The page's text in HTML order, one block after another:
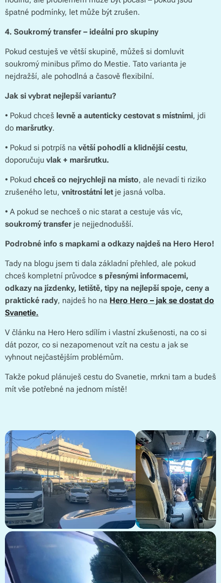
špatné podmínky, let může být zrušen.
4. Soukromý transfer – ideální pro skupiny
Pokud cestuješ ve větší skupině, můžeš si domluvit
soukromý minibus přímo do Mestie. Tato varianta je
nejdražší, ale pohodlná a časově flexibilní.
Jak si vybrat nejlepší variantu?
• Pokud chceš levně a autenticky cestovat s místními, jdi
do maršrutky.
• Pokud si potrpíš na větší pohodlí a klidnější cestu,
doporučuju vlak + maršrutku.
• Pokud chceš co nejrychleji na místo, ale nevadí ti riziko
zrušeného letu, vnitrostátní let je jasná volba.
• A pokud se nechceš o nic starat a cestuje vás víc,
soukromý transfer je nejjednodušší.
Podrobné info s mapkami a odkazy najdeš na Hero Hero!
Tady na blogu jsem ti dala základní přehled, ale pokud
chceš kompletní průvodce s přesnými informacemi,
odkazy na jízdenky, letiště, tipy na nejlepší spoje, ceny a
praktické rady, najdeš ho na Hero Hero – jak se dostat do
Svanetie.
V článku na Hero Hero sdílím i vlastní zkušenosti, na co si
dát pozor, co si nezapomenout vzít na cestu a jak se
vyhnout nejčastějším problémům.
Takže pokud plánuješ cestu do Svanetie, mrkni tam a budeš
mít vše potřebné na jednom místě!